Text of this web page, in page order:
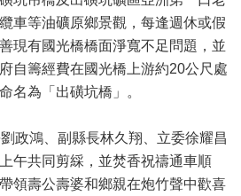
車等油礦原鄉景觀，每逢週休或假
現有國光橋橋面淨寬不足問題，並
自籌經費在國光橋上游約20公尺處
名為「出磺坑橋」。
政鴻、副縣長林久翔、立委徐耀昌
午共同剪綵，並焚香祝禱通車順
領壽公壽婆和鄉親在炮竹聲中歡喜